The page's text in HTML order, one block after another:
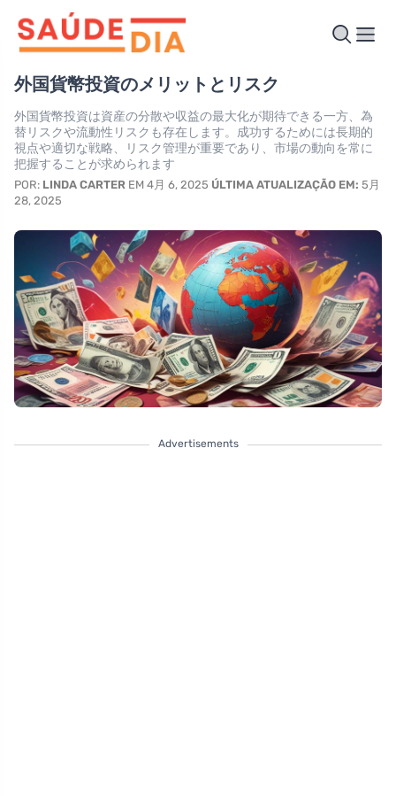
外国貨幣投資のメリットとリスク
外国貨幣投資は資産の分散や収益の最大化が期待できる一方、為
替リスクや流動性リスクも存在します。成功するためには長期的
視点や適切な戦略、リスク管理が重要であり、市場の動向を常に
把握することが求められます
POR: LINDA CARTER EM 4月 6, 2025 ÚLTIMA ATUALIZAÇÃO EM: 5月
28, 2025
Advertisements